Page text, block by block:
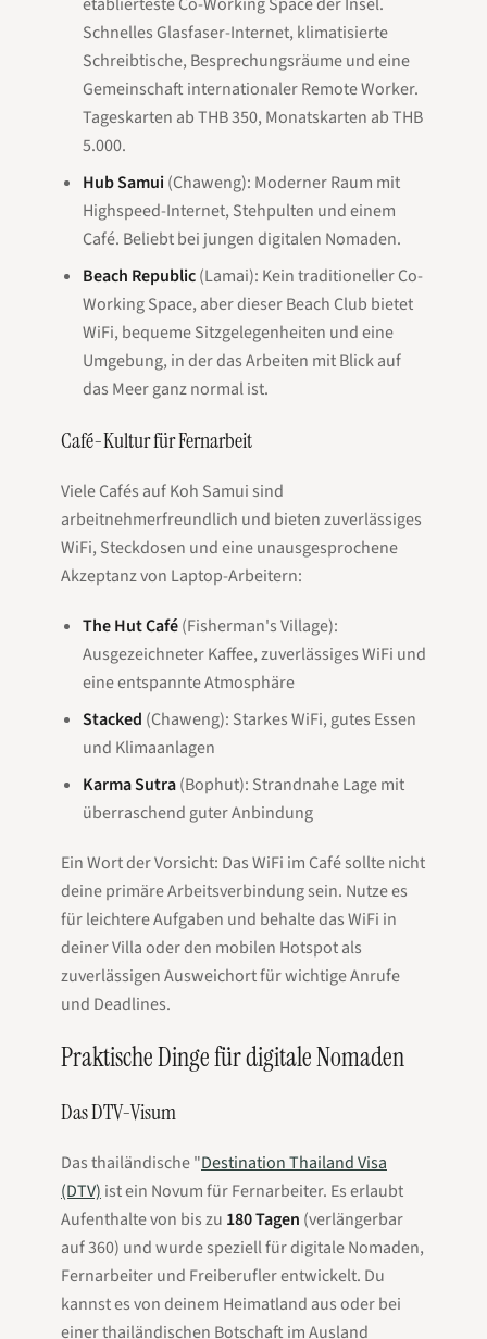
Schnelles Glasfaser-Internet, klimatisierte
Schreibtische, Besprechungsräume und eine
Gemeinschaft internationaler Remote Worker.
Tageskarten ab THB 350, Monatskarten ab THB
5.000.
Hub Samui(Chaweng): Moderner Raum mit
Highspeed-Internet, Stehpulten und einem
Café. Beliebt bei jungen digitalen Nomaden.
Beach Republic(Lamai): Kein traditioneller Co-
Working Space, aber dieser Beach Club bietet
WiFi, bequeme Sitzgelegenheiten und eine
Umgebung, in der das Arbeiten mit Blick auf
das Meer ganz normal ist.
Café-Kultur für Fernarbeit
Viele Cafés auf Koh Samui sind
arbeitnehmerfreundlich und bieten zuverlässiges
WiFi, Steckdosen und eine unausgesprochene
Akzeptanz von Laptop-Arbeitern:
The Hut Café(Fisherman's Village):
Ausgezeichneter Kaffee, zuverlässiges WiFi und
eine entspannte Atmosphäre
Stacked (Chaweng): Starkes WiFi, gutes Essen
und Klimaanlagen
Karma Sutra(Bophut): Strandnahe Lage mit
überraschend guter Anbindung
Ein Wort der Vorsicht: Das WiFi im Café sollte nicht
deine primäre Arbeitsverbindung sein. Nutze es
für leichtere Aufgaben und behalte das WiFi in
deiner Villa oder den mobilen Hotspot als
zuverlässigen Ausweichort für wichtige Anrufe
und Deadlines.
Praktische Dinge für digitale Nomaden
Das DTV-Visum
Das thailändische "Destination Thailand Visa
(DTV) ist ein Novum für Fernarbeiter. Es erlaubt
Aufenthalte von bis zu 180 Tagen (verlängerbar
auf 360) und wurde speziell für digitale Nomaden,
Fernarbeiter und Freiberufler entwickelt. Du
kannst es von deinem Heimatland aus oder bei
einer thailändischen Botschaft im Ausland